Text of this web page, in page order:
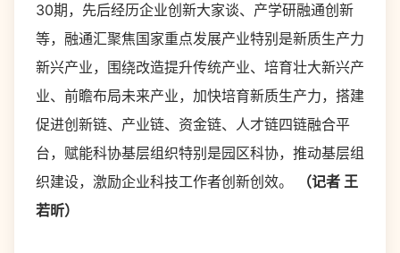
30期，先后经历企业创新大家谈、产学研融通创新
等，融通汇聚焦国家重点发展产业特别是新质生产力
新兴产业，围绕改造提升传统产业、培育壮大新兴产
业、前瞻布局未来产业，加快培育新质生产力，搭建
促进创新链、产业链、资金链、人才链四链融合平
台，赋能科协基层组织特别是园区科协，推动基层组
织建设，激励企业科技工作者创新创效。
（记者 王
若昕）